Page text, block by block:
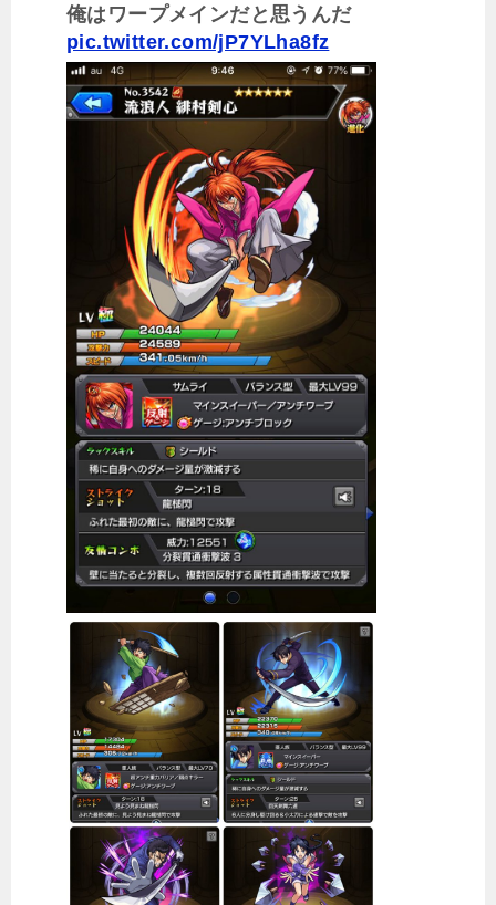
俺はワープメインだと思うんだ
pic.twitter.com/jP7YLha8fz